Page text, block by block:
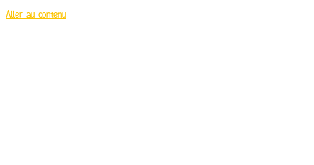
Aller au contenu